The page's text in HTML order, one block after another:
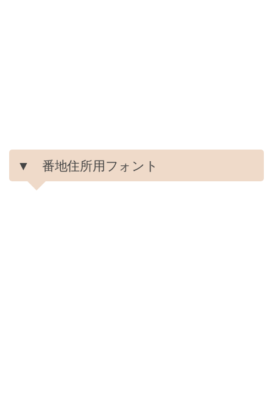
▼ 番地住所用フォント